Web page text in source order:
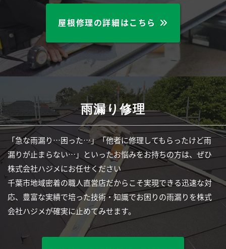
屋根修理の詳細はこちら
雨漏り修理
「急な雨漏り…困った…」「他者に修理してもらったけど雨
漏りが止まらない…」といったお悩みをお持ちの方は、ぜひ
株式会社ハジメにお任せください
千葉市地域密着の職人直営店だからこそ実現できる迅速な対
応、豊富な実績で培った技術・知識でお困りの雨漏りを株式
会社ハジメが確実に止めてみせます。